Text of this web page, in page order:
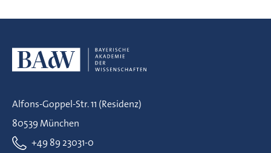
Alfons-Goppel-Str. 11 (Residenz)
80539 München
+49 89 23031-0